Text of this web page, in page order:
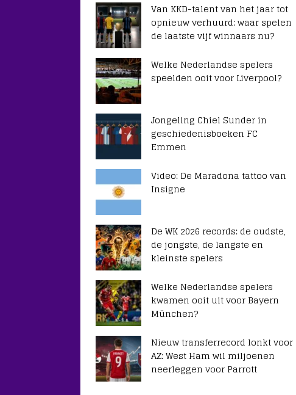
Van KKD-talent van het jaar tot
opnieuw verhuurd: waar spelen
de laatste vijf winnaars nu?
Welke Nederlandse spelers
speelden ooit voor Liverpool?
Jongeling Chiel Sunder in
geschiedenisboeken FC
Emmen
Video: De Maradona tattoo van
Insigne
De WK 2026 records: de oudste,
de jongste, de langste en
kleinste spelers
Welke Nederlandse spelers
kwamen ooit uit voor Bayern
München?
Nieuw transferrecord lonkt voor
AZ: West Ham wil miljoenen
neerleggen voor Parrott